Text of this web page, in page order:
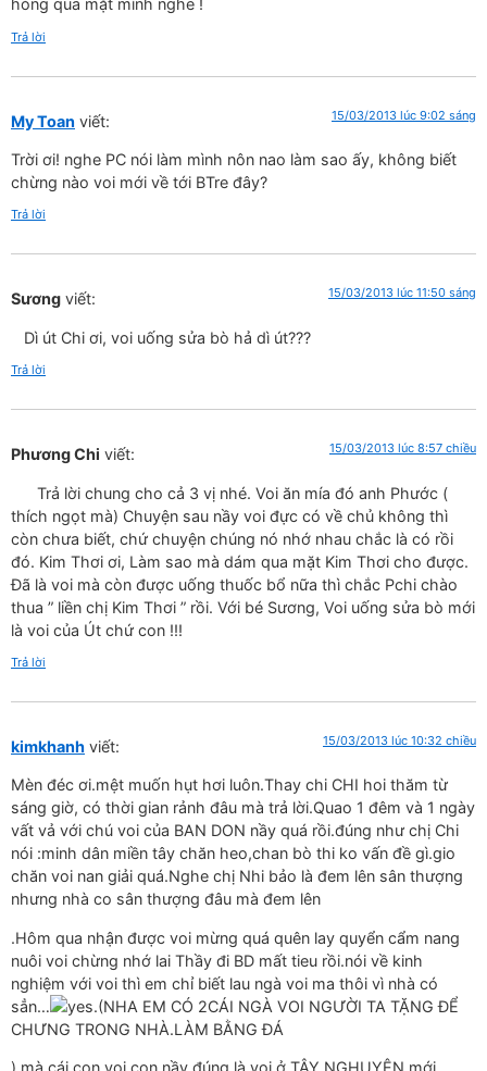
hòng qua mặt mình nghe !
Trả lời
My Toan viết: 15/03/2013 lúc 9:02 sáng
Trời ơi! nghe PC nói làm mình nôn nao làm sao ấy, không biết
chừng nào voi mới về tới BTre đây?
Trả lời
Sương viết: 15/03/2013 lúc 11:50 sáng
Dì út Chi ơi, voi uống sửa bò hả dì út???
Trả lời
Phương Chi viết: 15/03/2013 lúc 8:57 chiều
Trả lời chung cho cả 3 vị nhé. Voi ăn mía đó anh Phước (
thích ngọt mà) Chuyện sau nầy voi đực có về chủ không thì
còn chưa biết, chứ chuyện chúng nó nhớ nhau chắc là có rồi
đó. Kim Thơi ơi, Làm sao mà dám qua mặt Kim Thơi cho được.
Đã là voi mà còn được uống thuốc bổ nữa thì chắc Pchi chào
thua ” liền chị Kim Thơi ” rồi. Với bé Sương, Voi uống sửa bò mới
là voi của Út chứ con !!!
Trả lời
kimkhanh viết: 15/03/2013 lúc 10:32 chiều
Mèn đéc ơi.mệt muốn hụt hơi luôn.Thay chi CHI hoi thăm từ
sáng giờ, có thời gian rảnh đâu mà trả lời.Quao 1 đêm và 1 ngày
vất vả với chú voi của BAN DON nầy quá rồi.đúng như chị Chi
nói :minh dân miền tây chăn heo,chan bò thi ko vấn đề gì.gio
chăn voi nan giải quá.Nghe chị Nhi bảo là đem lên sân thượng
nhưng nhà co sân thượng đâu mà đem lên
.Hôm qua nhận được voi mừng quá quên lay quyển cẩm nang
nuôi voi chừng nhớ lai Thầy đi BD mất tieu rồi.nói về kinh
nghiệm với voi thì em chỉ biết lau ngà voi ma thôi vì nhà có
sẳn…
.(NHA EM CÓ 2CÁI NGÀ VOI NGƯỜI TA TẶNG ĐỂ
CHƯNG TRONG NHÀ.LÀM BẰNG ĐÁ